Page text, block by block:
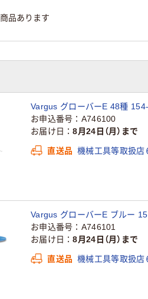
商品あります
Vargus グローバーE 48種 154-
お申込番号
A746100
お届け日
8月24日（月）まで
直送品 機械工具等取扱店
Vargus グローバーE ブルー
お申込番号
A746101
お届け日
8月24日（月）まで
直送品 機械工具等取扱店